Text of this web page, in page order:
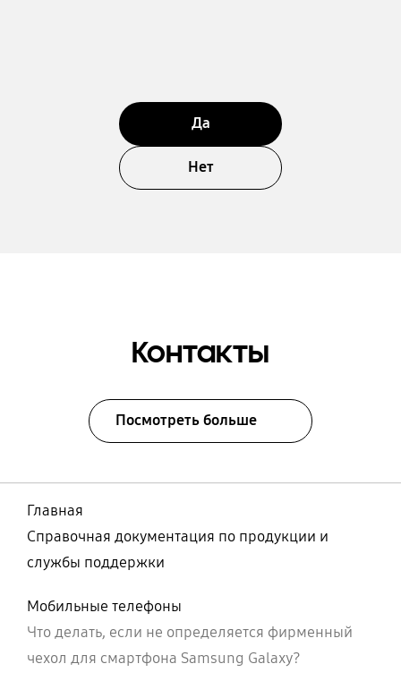
Да
Нет
Контакты
Посмотреть больше
Главная
Справочная документация по продукции и
службы поддержки
Мобильные телефоны
Что делать, если не определяется фирменный
чехол для смартфона Samsung Galaxy?